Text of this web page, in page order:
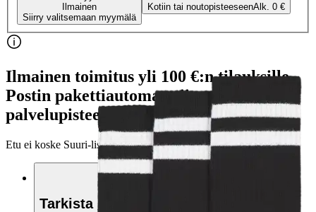
Ilmainen
Siirry valitsemaan myymälä
Kotiin tai noutopisteeseenAlk. 0 €
Ilmainen toimitus yli 100 €:n tilauksille
Postin pakettiautomaattiin tai
palvelupisteeseen!
Etu ei koske Suuri‑lisäpalvelulla toimitettavia tuotteita.
Tarkista myymäläsaatavuus